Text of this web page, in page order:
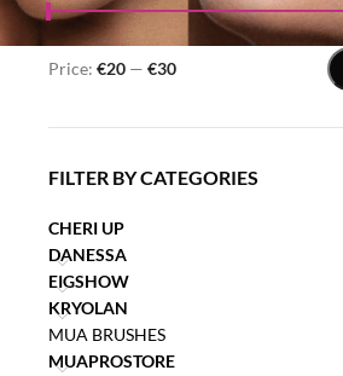
Price: €20 — €30
FILTER BY CATEGORIES
CHERI UP
DANESSA
EIGSHOW
KRYOLAN
MUA BRUSHES
MUAPROSTORE